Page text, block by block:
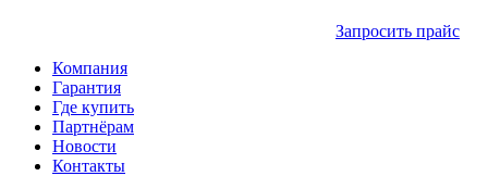
Запросить прайс
Компания
Гарантия
Где купить
Партнёрам
Новости
Контакты